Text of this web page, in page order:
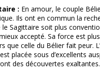
: En amour, le couple
Ils ont en commun la
le Sagittaire soit plus
accepté. Sa force est plus
que celle du Bélier fait peur.
placée sous d’excellents
des découvertes exaltantes.